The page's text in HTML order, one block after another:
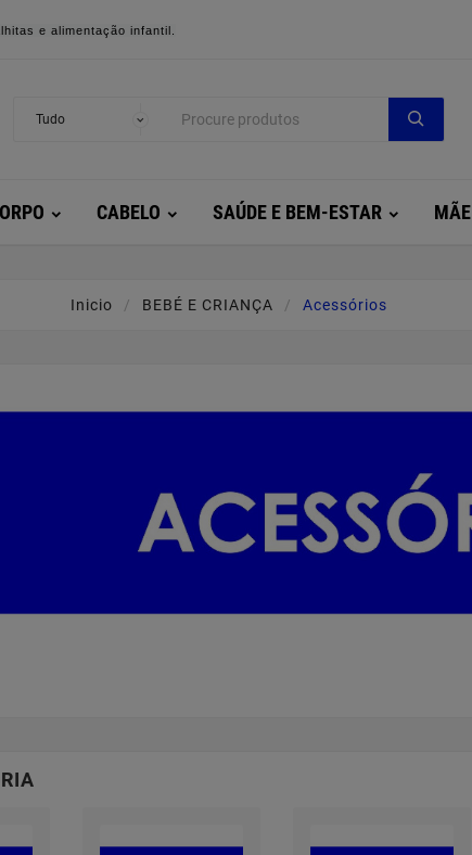
e alimentação infantil.
CABELO SAÚDE E BEM-ESTAR
Inicio BEBÉ E CRIANÇA Acessórios